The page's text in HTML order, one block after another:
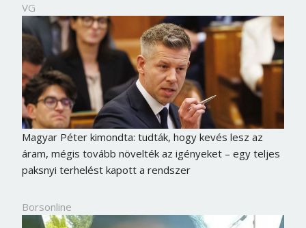
VG
Magyar Péter kimondta: tudták, hogy kevés lesz az
áram, mégis tovább növelték az igényeket – egy teljes
paksnyi terhelést kapott a rendszer
Borsonline